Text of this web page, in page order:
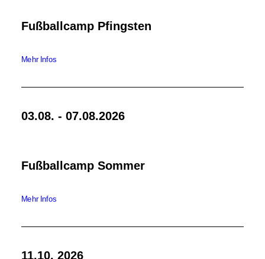
Fußballcamp Pfingsten
Mehr Infos
03.08. - 07.08.2026
Fußballcamp Sommer
Mehr Infos
11.10. 2026